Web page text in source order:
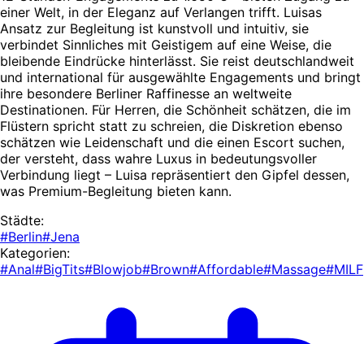
einer Welt, in der Eleganz auf Verlangen trifft. Luisas
Ansatz zur Begleitung ist kunstvoll und intuitiv, sie
verbindet Sinnliches mit Geistigem auf eine Weise, die
bleibende Eindrücke hinterlässt. Sie reist deutschlandweit
und international für ausgewählte Engagements und bringt
ihre besondere Berliner Raffinesse an weltweite
Destinationen. Für Herren, die Schönheit schätzen, die im
Flüstern spricht statt zu schreien, die Diskretion ebenso
schätzen wie Leidenschaft und die einen Escort suchen,
der versteht, dass wahre Luxus in bedeutungsvoller
Verbindung liegt – Luisa repräsentiert den Gipfel dessen,
was Premium-Begleitung bieten kann.
Städte:
#Berlin#Jena
Kategorien:
#Anal#BigTits#Blowjob#Brown#Affordable#Massage#MILF